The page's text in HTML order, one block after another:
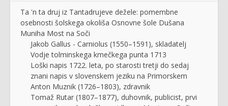
Ta ʹn ta druj iz Tantadrujeve dežele: pomembne
osebnosti šolskega okoliša Osnovne šole Dušana
Muniha Most na Soči
Jakob Gallus - Carniolus (1550–1591), skladatelj
Vodje tolminskega kmečkega punta 1713
Loški napis 1722. leta, po starosti tretji do sedaj
znani napis v slovenskem jeziku na Primorskem
Anton Muznik (1726–1803), zdravnik
Tomaž Rutar (1807–1877), duhovnik, publicist, prvi